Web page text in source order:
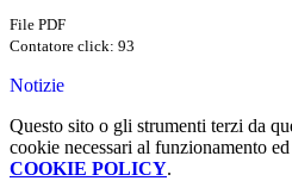
File PDF
Contatore click: 93
Notizie
Questo sito o gli strumenti terzi da
cookie necessari al funzionamento
COOKIE POLICY.